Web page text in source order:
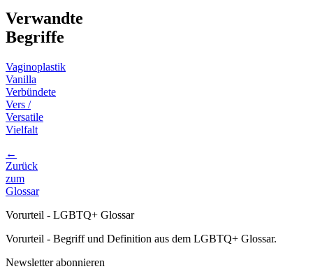
Verwandte
Begriffe
Vaginoplastik
Vanilla
Verbündete
Vers /
Versatile
Vielfalt
←
Zurück
zum
Glossar
Vorurteil - LGBTQ+ Glossar
Vorurteil - Begriff und Definition aus dem LGBTQ+ Glossar.
Newsletter abonnieren